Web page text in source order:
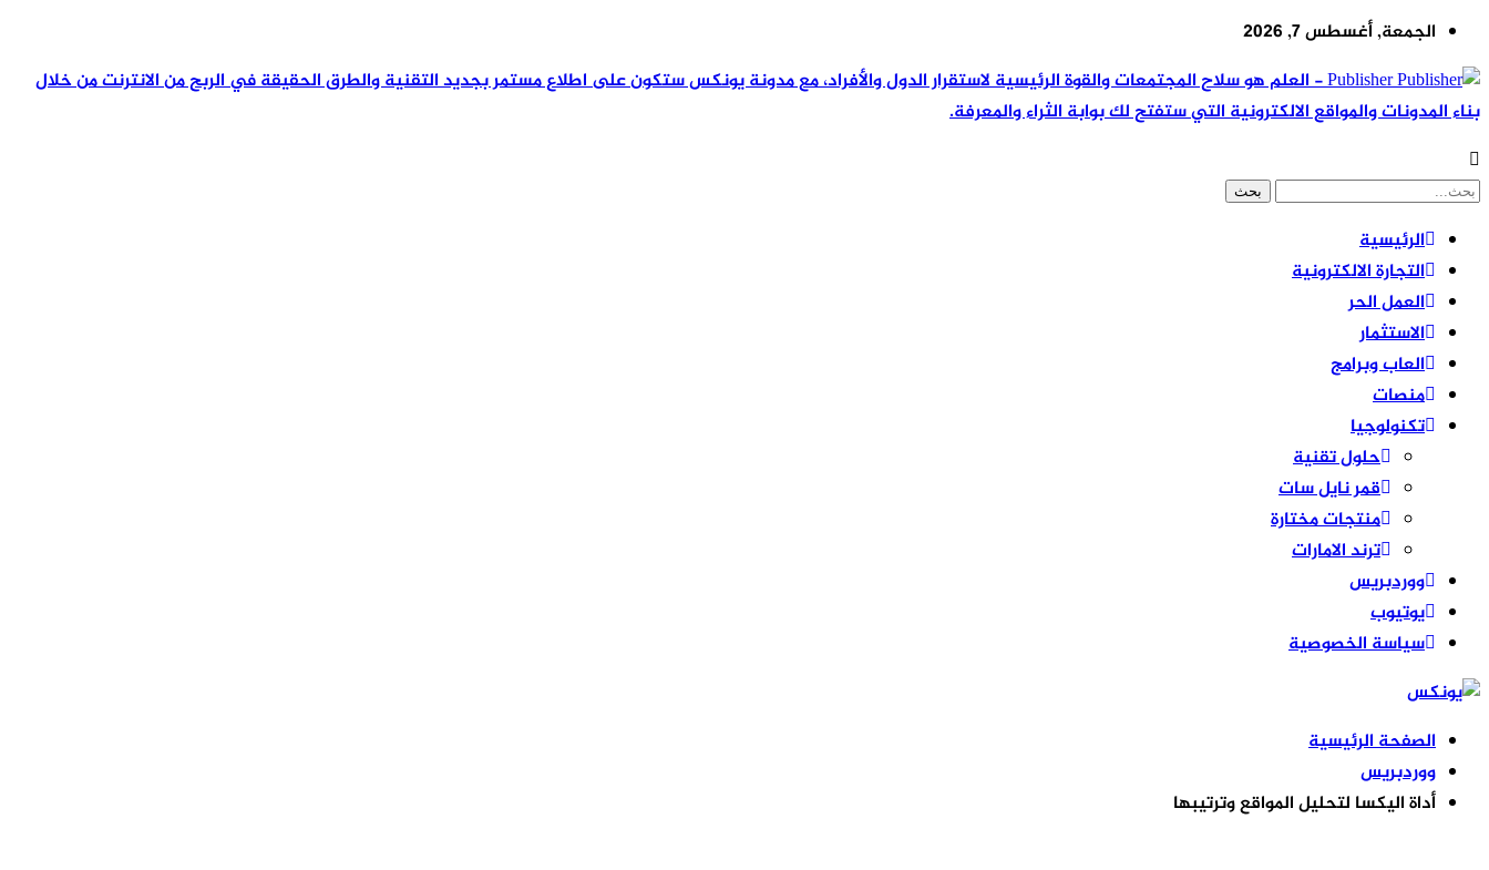
الجمعة, أغسطس 7, 2026
Publisher - العلم هو سلاح المجتمعات والقوة الرئيسية لاستقرار الدول والأفراد، مع مدونة يونكس ستكون على اطلاع مستمر بجديد التقنية والطرق الحقيقة في الربح من الانترنت من خلال
بناء المدونات والمواقع الالكترونية التي ستفتح لك بوابة الثراء والمعرفة.
الرئيسية
التجارة الالكترونية
العمل الحر
الاستثمار
العاب وبرامج
منصات
تكنولوجيا
حلول تقنية
قمر نايل سات
منتجات مختارة
ترند الامارات
ووردبريس
يوتيوب
سياسة الخصوصية
الصفحة الرئيسية
ووردبريس
أداة اليكسا لتحليل المواقع وترتيبها